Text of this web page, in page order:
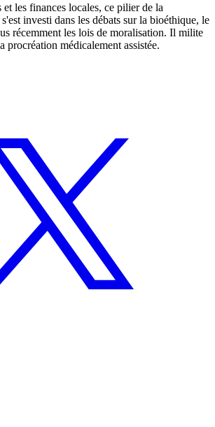
les finances locales, ce pilier de la
investi dans les débats sur la bioéthique, le
récemment les lois de moralisation. Il milite
procréation médicalement assistée.